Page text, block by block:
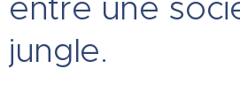
entre une
jungle.